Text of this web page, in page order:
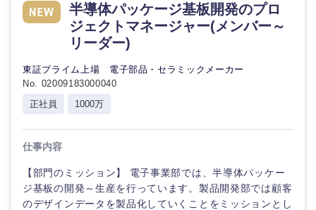
半導体パッケージ基板開発のプロ
ジェクトマネージャー(メンバー～
リーダー)
東証プライム上場 電子部品・セラミックメーカー
No. 02009183000040
正社員
1000万
仕事内容
【部門のミッション】 電子事業部では、半導体パッケー
ジ基板の開発～生産を行っています。製品開発部では顧客
のデザインデータを製品化していくことをミッションとし